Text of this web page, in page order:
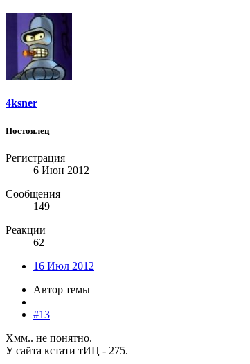
4ksner
Постоялец
Регистрация
6 Июн 2012
Сообщения
149
Реакции
62
16 Июл 2012
Автор темы
#13
Хмм.. не понятно.
У сайта кстати тИЦ - 275.​